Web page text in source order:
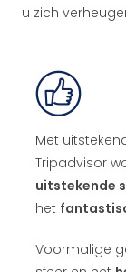
u zich
Met
Tripadvisor
uitstekende
het
Voormalige